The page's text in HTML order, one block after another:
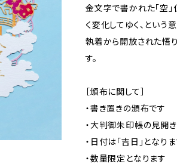
金文字で書かれた「空
く変化してゆく、という意
執着から開放された悟
す。
［頒布に関して］
・書き置きの頒布です
・大判御朱印帳の見開
・日付は「吉日」となり
・数量限定となります